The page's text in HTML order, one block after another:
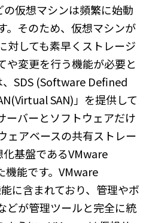
仮想マシンは頻繁に始動
。そのため、仮想マシンが
対しても素早くストレージ
や変更を行う機能が必要と
SDS (Software Defined
SAN)」を提供して
ーバーとソフトウェアだけ
ェアベースの共有ストレー
基盤であるVMware
機能です。VMware
に含まれており、管理やボ
どが管理ツールと完全に統